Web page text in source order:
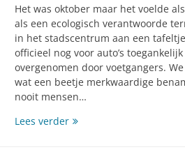
Het was oktober maar het voelde
als een ecologisch verantwoorde
in het stadscentrum aan een
officieel nog voor auto’s
overgenomen door voetgangers. We
wat een beetje merkwaardige
nooit mensen…
Lees verderMannen